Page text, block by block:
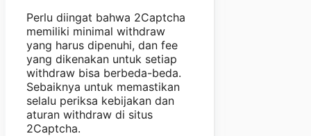
Perlu diingat bahwa 2Captcha
memiliki minimal withdraw
yang harus dipenuhi, dan fee
yang dikenakan untuk setiap
withdraw bisa berbeda-beda.
Sebaiknya untuk memastikan
selalu periksa kebijakan dan
aturan withdraw di situs
2Captcha.